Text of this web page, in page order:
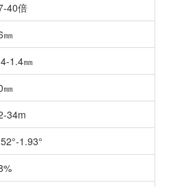
40倍
㎜
1.4㎜
㎜
34m
1.93°